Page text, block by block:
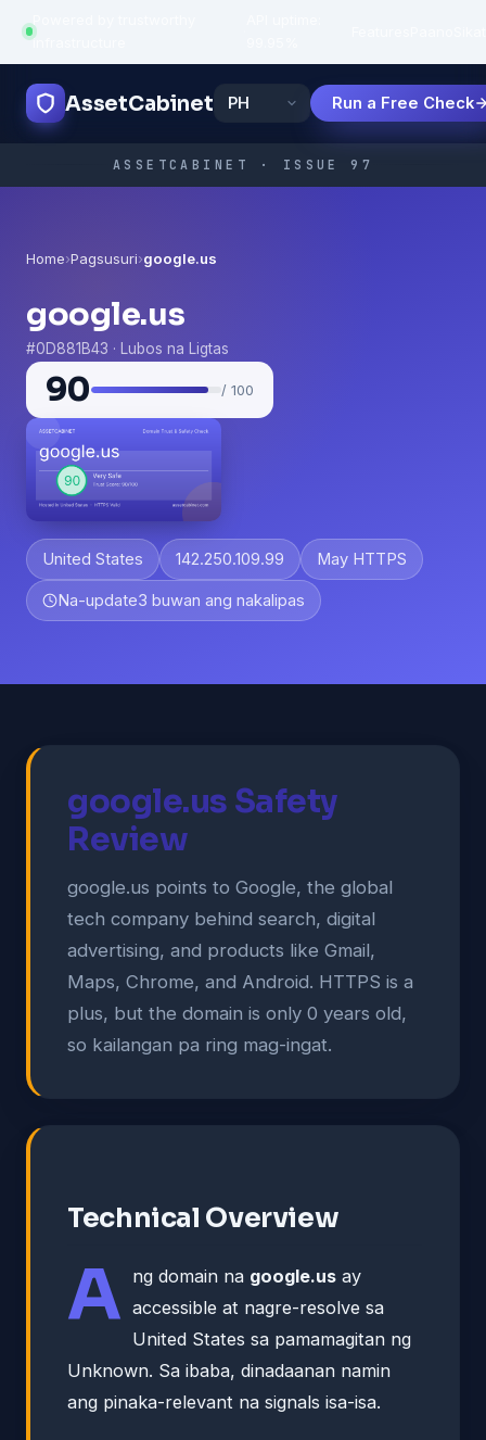
infrastructure
AssetCabinet Run a Free Check
ASSETCABINET · ISSUE 97
Home›Pagsusuri›google.us
google.us
#0D881B43 · Lubos na Ligtas
90 / 100
United States 142.250.109.99 May HTTPS
Na-update3 buwan ang nakalipas
google.us Safety
Review
google.us points to Google, the global
tech company behind search, digital
advertising, and products like Gmail,
Maps, Chrome, and Android. HTTPS is a
plus, but the domain is only 0 years old,
so kailangan pa ring mag-ingat.
Technical Overview
A ng domain na google.us ay
accessible at nagre-resolve sa
United States sa pamamagitan ng
Unknown. Sa ibaba, dinadaanan namin
ang pinaka-relevant na signals isa-isa.